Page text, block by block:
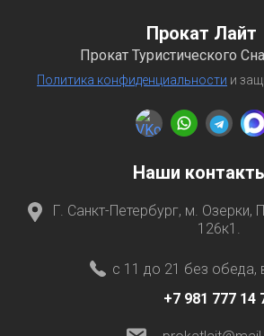
Прокат Лайт
Прокат Туристического
Политика конфиденциальности и
Наши
Г. Санкт-Петербург, м. Озерки,
126к1.
с 11 до 21 без обеда,
+7 981 777 14